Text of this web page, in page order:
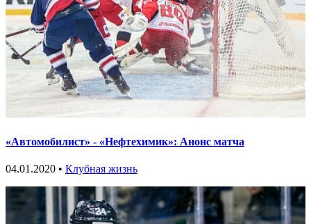
«Автомобилист» - «Нефтехимик»: Анонс матча
04.01.2020 • Клубная жизнь